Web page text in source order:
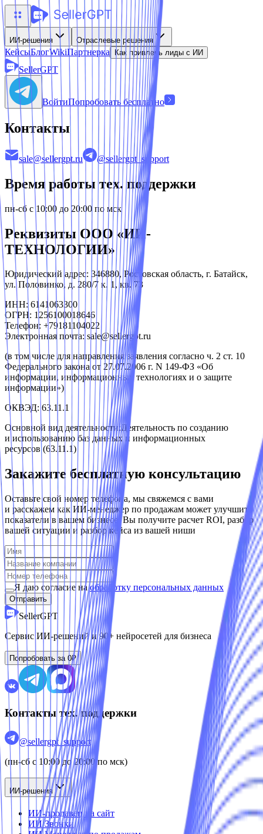
ИИ-решения Отраслевые решения
КейсыБлогWikiПартнерка Как привлечь лиды с ИИ
SellerGPT
ВойтиПопробовать бесплатно
Контакты
sale@sellergpt.ru @sellergpt_support
Время работы тех. поддержки
пн-сб с 10:00 до 20:00 по мск
Реквизиты ООО «ИИ-
ТЕХНОЛОГИИ»
Юридический адрес: 346880, Ростовская область, г. Батайск,
ул. Половинко, д. 280/7 к. 1, кв. 73
ИНН: 6141063300
ОГРН: 1256100018646
Телефон: +79181104022
Электронная почта: sale@sellergpt.ru
(в том числе для направления заявления согласно ч. 2 ст. 10
Федерального закона от 27.07.2006 г. N 149-ФЗ «Об
информации, информационных технологиях и о защите
информации»)
ОКВЭД: 63.11.1
Основной вид деятельности:Деятельность по созданию
и использованию баз данных и информационных
ресурсов (63.11.1)
Закажите бесплатную консультацию
Оставьте свой номер телефона, мы свяжемся с вами
и расскажем как ИИ‑менеджер по продажам может улучшить
показатели в вашем бизнесе. Вы получите расчет ROI, разбор
вашей ситуации и разбор кейса из вашей ниши
Я даю согласие на обработку персональных данных
Отправить
SellerGPT
Сервис ИИ-решенийи 90+ нейросетей для бизнеса
Попробовать за 0₽
Контакты тех. поддержки
@sellergpt_support
(пн-сб с 10:00 до 20:00 по мск)
ИИ-решения
ИИ-продавец на сайт
ИИ Звонки